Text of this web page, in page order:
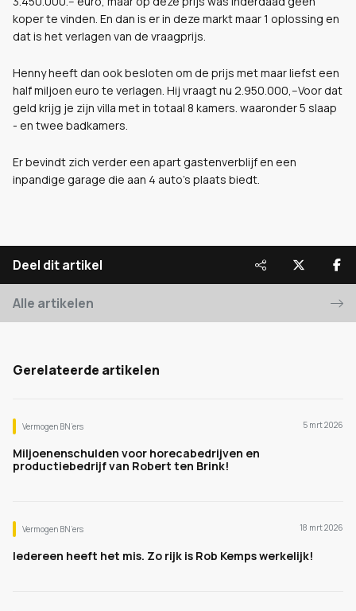
koper te vinden. En dan is er in deze markt maar 1 oplossing en
dat is het verlagen van de vraagprijs.
Henny heeft dan ook besloten om de prijs met maar liefst een
half miljoen euro te verlagen. Hij vraagt nu 2.950.000,--Voor dat
geld krijg je zijn villa met in totaal 8 kamers. waaronder 5 slaap
- en twee badkamers.
Er bevindt zich verder een apart gastenverblijf en een
inpandige garage die aan 4 auto's plaats biedt.
Deel dit artikel
Alle artikelen
Gerelateerde artikelen
Vermogen BN’ers 5 mrt 2026
Miljoenenschulden voor horecabedrijven en
productiebedrijf van Robert ten Brink!
Vermogen BN’ers 18 mrt 2026
Iedereen heeft het mis. Zo rijk is Rob Kemps werkelijk!